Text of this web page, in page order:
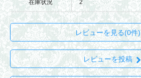
在庫状況 2
レビューを見る(0件)
レビューを投稿